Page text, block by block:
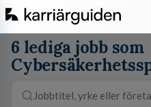
6 lediga jobb som